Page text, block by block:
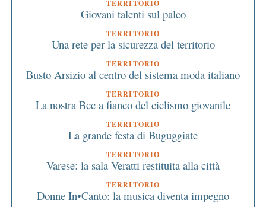
TERRITORIO
Giovani talenti sul palco
TERRITORIO
Una rete per la sicurezza del territorio
TERRITORIO
Busto Arsizio al centro del sistema moda italiano
TERRITORIO
La nostra Bcc a fianco del ciclismo giovanile
TERRITORIO
La grande festa di Buguggiate
TERRITORIO
Varese: la sala Veratti restituita alla città
TERRITORIO
Donne In•Canto: la musica diventa impegno